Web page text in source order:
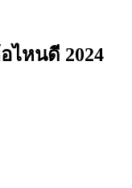
ไหนดี 2024